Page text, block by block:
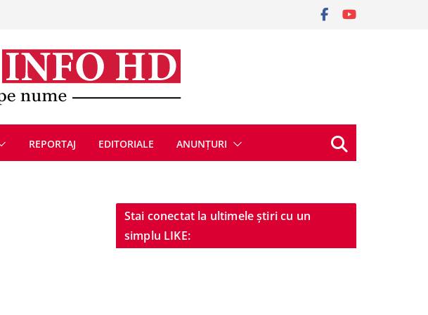
REPORTAJ EDITORIALE ANUNȚURI
Stai conectat la ultimele știri cu un
simplu LIKE: